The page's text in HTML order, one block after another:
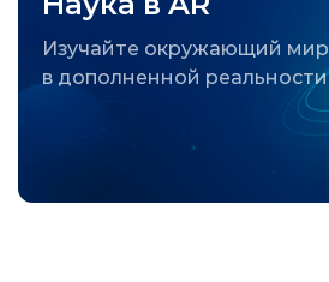
Изучайте окружающий мир
в дополненной реальности